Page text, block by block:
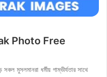
Photo Free
মুসলমানরা ধর্মীয় গাম্ভীর্যতার সাথে